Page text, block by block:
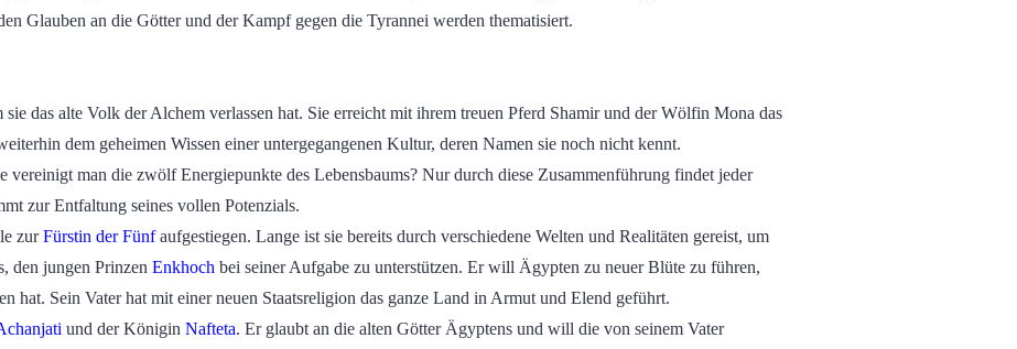
Glauben an die Götter und der Kampf gegen die Tyrannei werden thematisiert.
sie das alte Volk der Alchem verlassen hat. Sie erreicht mit ihrem treuen Pferd Shamir und der Wölfin Mona das
dem geheimen Wissen einer untergegangenen Kultur, deren Namen sie noch nicht kennt.
vereinigt man die zwölf Energiepunkte des Lebensbaums? Nur durch diese Zusammenführung findet jeder
zur Entfaltung seines vollen Potenzials.
zurFürstin der Fünfaufgestiegen. Lange ist sie bereits durch verschiedene Welten und Realitäten gereist, um
den jungen Prinzen Enkhoch bei seiner Aufgabe zu unterstützen. Er will Ägypten zu neuer Blüte zu führen,
hat. Sein Vater hat mit einer neuen Staatsreligion das ganze Land in Armut und Elend geführt.
und der Königin Nafteta. Er glaubt an die alten Götter Ägyptens und will die von seinem Vater